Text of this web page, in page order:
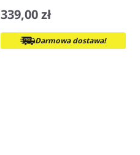
339,00 zł
Darmowa dostawa!